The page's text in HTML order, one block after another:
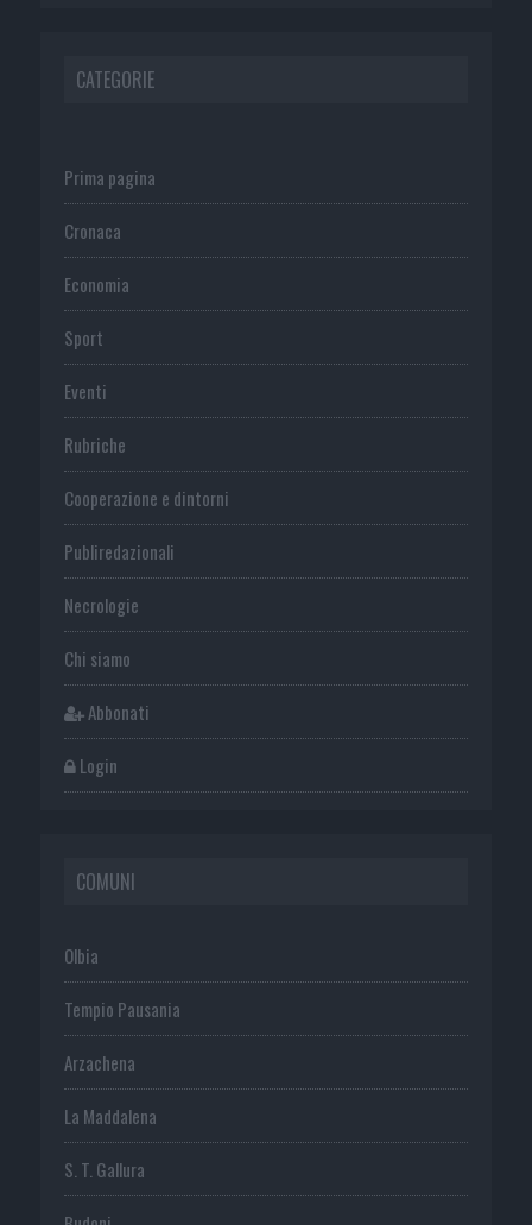
CATEGORIE
Prima pagina
Cronaca
Economia
Sport
Eventi
Rubriche
Cooperazione e dintorni
Publiredazionali
Necrologie
Chi siamo
Abbonati
Login
COMUNI
Olbia
Tempio Pausania
Arzachena
La Maddalena
S. T. Gallura